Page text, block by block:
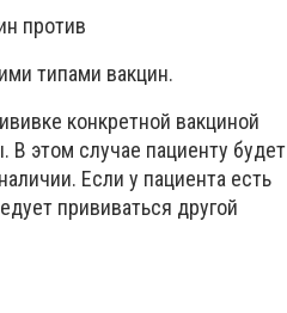
против
типами вакцин.
конкретной вакциной
В этом случае пациенту будет
Если у пациента есть
прививаться другой